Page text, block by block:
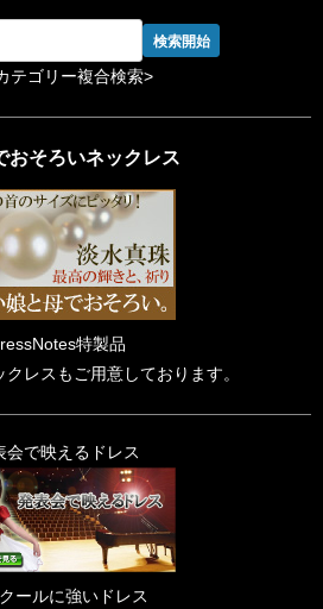
テゴリー複合検索>
おそろいネックレス
特製品
レスもご用意しております。
会で映えるドレス
ールに強いドレス